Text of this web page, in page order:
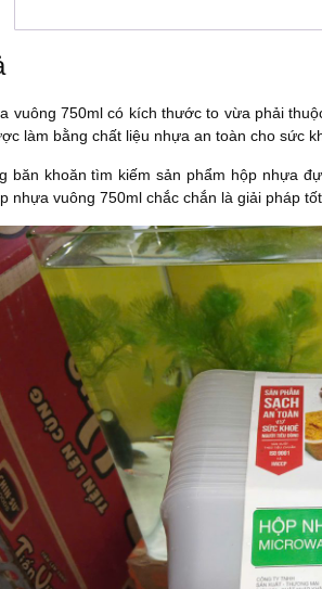
vuông 750ml có kích thước to vừa phải
làm bằng chất liệu nhựa an toàn cho sức
băn khoăn tìm kiếm sản phẩm hộp nhựa
nhựa vuông 750ml chắc chắn là giải pháp